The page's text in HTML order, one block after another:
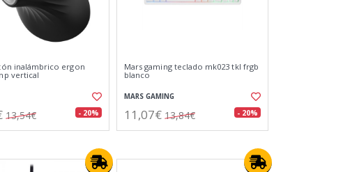
inalámbrico ergon
vertical
13,54€ - 20%
Mars gaming teclado mk023 tkl frgb
blanco
MARS GAMING
11,07€ 13,84€ - 20%